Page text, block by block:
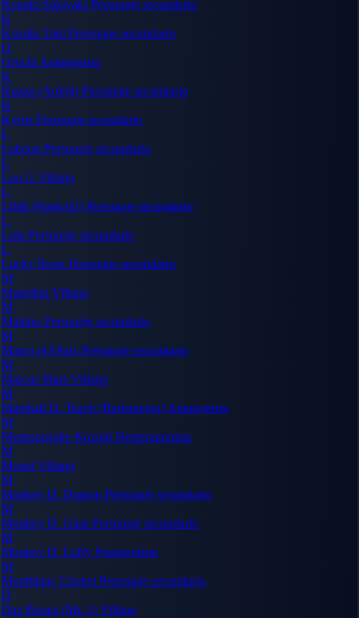
Kozuki Sukiyaki Personaje secundario
K
Kozuki Toki Personaje secundario
O
Orochi Antagonista
K
Kuzan (Aokiji) Personaje secundario
K
Kyros Personaje secundario
L
Laboon Personaje secundario
L
Lao G Villano
L
Lilith (Punk-02) Personaje secundario
L
Lola Personaje secundario
L
Lucky Roux Personaje secundario
M
Magellan Villano
M
Makino Personaje secundario
M
Marco el Fénix Personaje secundario
M
Marcus Mars Villano
M
Marshall D. Teach (Barbanegra) Antagonista
M
Momonosuke Kozuki Deuteragonista
M
Monet Villano
M
Monkey D. Dragon Personaje secundario
M
Monkey D. Garp Personaje secundario
M
Monkey D. Luffy Protagonista
M
Montblanc Cricket Personaje secundario
D
Daz Bonez (Mr. 1) Villano